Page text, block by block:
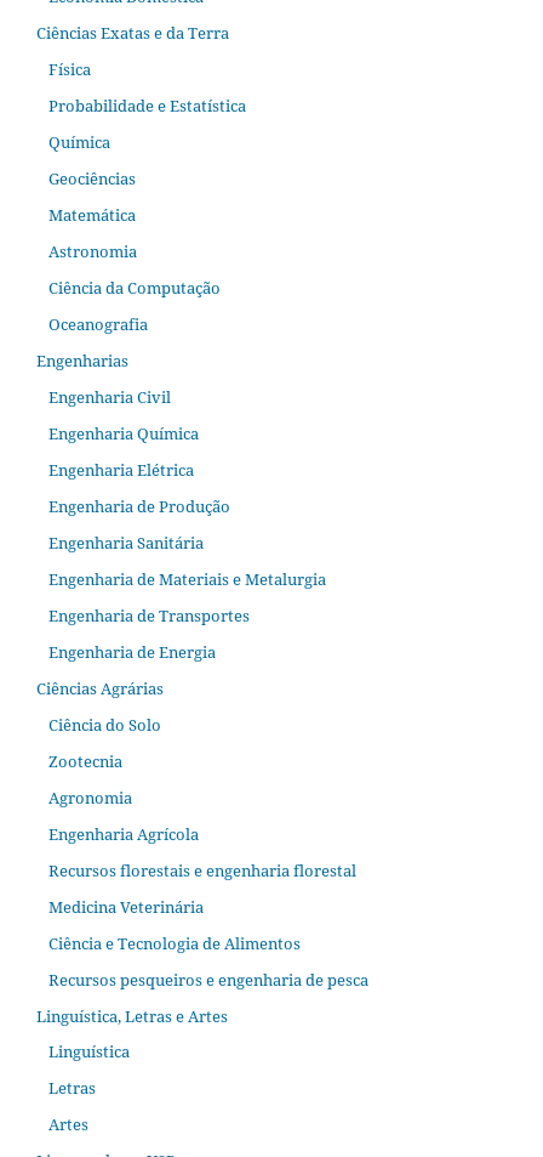
Ciências Exatas e da Terra
Física
Probabilidade e Estatística
Química
Geociências
Matemática
Astronomia
Ciência da Computação
Oceanografia
Engenharias
Engenharia Civil
Engenharia Química
Engenharia Elétrica
Engenharia de Produção
Engenharia Sanitária
Engenharia de Materiais e Metalurgia
Engenharia de Transportes
Engenharia de Energia
Ciências Agrárias
Ciência do Solo
Zootecnia
Agronomia
Engenharia Agrícola
Recursos florestais e engenharia florestal
Medicina Veterinária
Ciência e Tecnologia de Alimentos
Recursos pesqueiros e engenharia de pesca
Linguística, Letras e Artes
Linguística
Letras
Artes